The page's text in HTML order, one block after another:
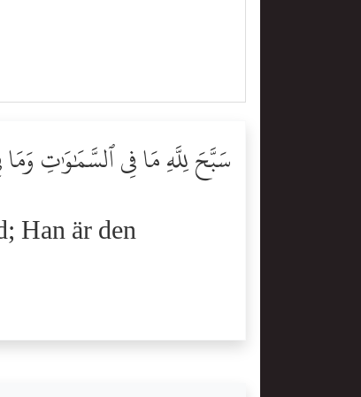
سَبَّحَ لِلَّهِ مَا فِى ٱلسَّمَٰوَٰتِ
Han är den